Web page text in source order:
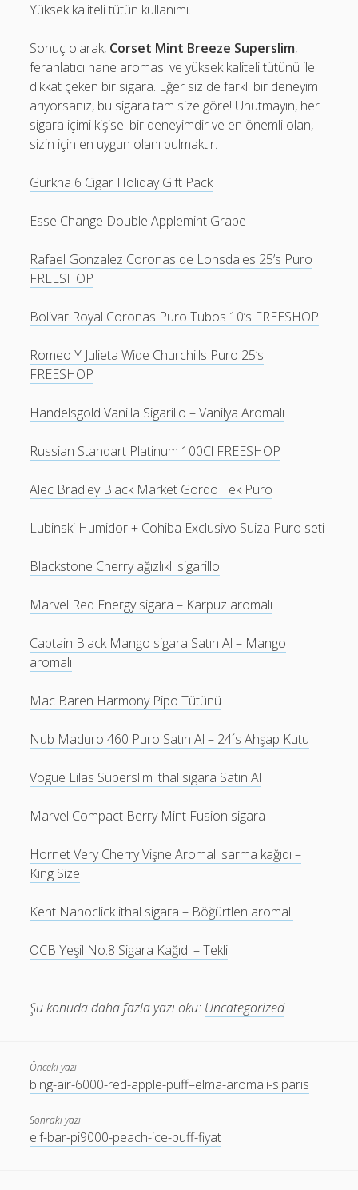
Yüksek kaliteli tütün kullanımı.
Sonuç olarak, Corset Mint Breeze Superslim,
ferahlatıcı nane aroması ve yüksek kaliteli tütünü ile
dikkat çeken bir sigara. Eğer siz de farklı bir deneyim
arıyorsanız, bu sigara tam size göre! Unutmayın, her
sigara içimi kişisel bir deneyimdir ve en önemli olan,
sizin için en uygun olanı bulmaktır.
Gurkha 6 Cigar Holiday Gift Pack
Esse Change Double Applemint Grape
Rafael Gonzalez Coronas de Lonsdales 25’s Puro
FREESHOP
Bolivar Royal Coronas Puro Tubos 10’s FREESHOP
Romeo Y Julieta Wide Churchills Puro 25’s
FREESHOP
Handelsgold Vanilla Sigarillo – Vanilya Aromalı
Russian Standart Platinum 100Cl FREESHOP
Alec Bradley Black Market Gordo Tek Puro
Lubinski Humidor + Cohiba Exclusivo Suiza Puro seti
Blackstone Cherry ağızlıklı sigarillo
Marvel Red Energy sigara – Karpuz aromalı
Captain Black Mango sigara Satın Al – Mango
aromalı
Mac Baren Harmony Pipo Tütünü
Nub Maduro 460 Puro Satın Al – 24´s Ahşap Kutu
Vogue Lilas Superslim ithal sigara Satın Al
Marvel Compact Berry Mint Fusion sigara
Hornet Very Cherry Vişne Aromalı sarma kağıdı –
King Size
Kent Nanoclick ithal sigara – Böğürtlen aromalı
OCB Yeşil No.8 Sigara Kağıdı – Tekli
Şu konuda daha fazla yazı oku: Uncategorized
Önceki yazı
blng-air-6000-red-apple-puff–elma-aromali-siparis
Sonraki yazı
elf-bar-pi9000-peach-ice-puff-fiyat